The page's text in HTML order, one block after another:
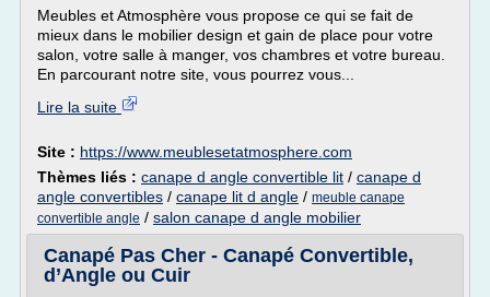
Meubles et Atmosphère vous propose ce qui se fait de
mieux dans le mobilier design et gain de place pour votre
salon, votre salle à manger, vos chambres et votre bureau.
En parcourant notre site, vous pourrez vous...
Lire la suite
Site : https://www.meublesetatmosphere.com
Thèmes liés : canape d angle convertible lit / canape d
angle convertibles / canape lit d angle / meuble canape
convertible angle / salon canape d angle mobilier
Canapé Pas Cher - Canapé Convertible,
d’Angle ou Cuir